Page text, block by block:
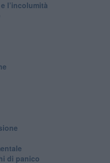
l’incolumità
di panico